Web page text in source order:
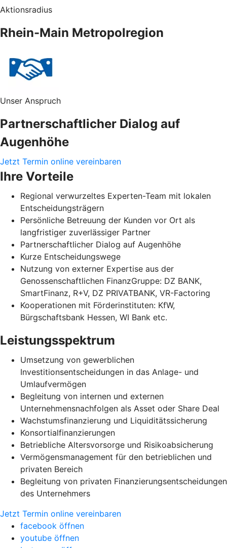
Aktionsradius
Rhein-Main Metropolregion
Unser Anspruch
Partnerschaftlicher Dialog auf
Augenhöhe
Jetzt Termin online vereinbaren
Ihre Vorteile
Regional verwurzeltes Experten-Team mit lokalen
Entscheidungsträgern
Persönliche Betreuung der Kunden vor Ort als
langfristiger zuverlässiger Partner
Partnerschaftlicher Dialog auf Augenhöhe
Kurze Entscheidungswege
Nutzung von externer Expertise aus der
Genossenschaftlichen FinanzGruppe: DZ BANK,
SmartFinanz, R+V, DZ PRIVATBANK, VR-Factoring
Kooperationen mit Förderinstituten: KfW,
Bürgschaftsbank Hessen, WI Bank etc.
Leistungsspektrum
Umsetzung von gewerblichen
Investitionsentscheidungen in das Anlage- und
Umlaufvermögen
Begleitung von internen und externen
Unternehmensnachfolgen als Asset oder Share Deal
Wachstumsfinanzierung und Liquiditätssicherung
Konsortialfinanzierungen
Betriebliche Altersvorsorge und Risikoabsicherung
Vermögensmanagement für den betrieblichen und
privaten Bereich
Begleitung von privaten Finanzierungsentscheidungen
des Unternehmers
Jetzt Termin online vereinbaren
facebook öffnen
youtube öffnen